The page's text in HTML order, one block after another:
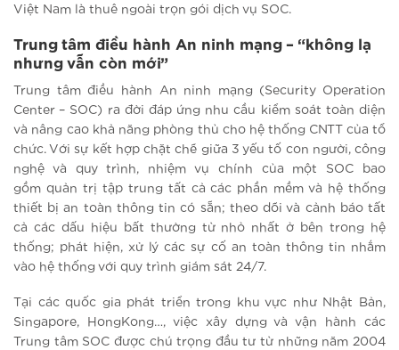
Việt Nam là thuê ngoài trọn gói dịch vụ SOC.
Trung tâm điều hành An ninh mạng – “không lạ
nhưng vẫn còn mới”
Trung tâm điều hành An ninh mạng (Security Operation
Center – SOC) ra đời đáp ứng nhu cầu kiểm soát toàn diện
và nâng cao khả năng phòng thủ cho hệ thống CNTT của tổ
chức. Với sự kết hợp chặt chẽ giữa 3 yếu tố con người, công
nghệ và quy trình, nhiệm vụ chính của một SOC bao
gồm quản trị tập trung tất cả các phần mềm và hệ thống
thiết bị an toàn thông tin có sẵn; theo dõi và cảnh báo tất
cả các dấu hiệu bất thường từ nhỏ nhất ở bên trong hệ
thống; phát hiện, xử lý các sự cố an toàn thông tin nhắm
vào hệ thống với quy trình giám sát 24/7.
Tại các quốc gia phát triển trong khu vực như Nhật Bản,
Singapore, HongKong…, việc xây dựng và vận hành các
Trung tâm SOC được chú trọng đầu tư từ những năm 2004